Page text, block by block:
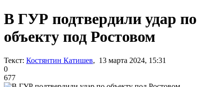
В ГУР подтвердили удар по
объекту под Ростовом
Текст: Костянтин Катишев, 13 марта 2024, 15:31
0
677